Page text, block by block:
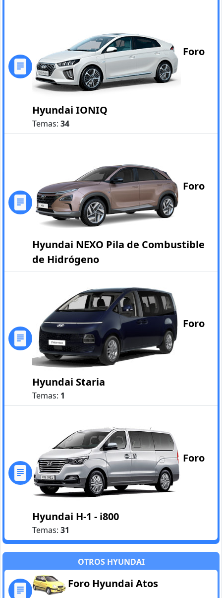
Foro
Hyundai IONIQ
Temas: 34
Foro
Hyundai NEXO Pila de Combustible
de Hidrógeno
Foro
Hyundai Staria
Temas: 1
Foro
Hyundai H-1 - i800
Temas: 31
OTROS HYUNDAI
Foro Hyundai Atos